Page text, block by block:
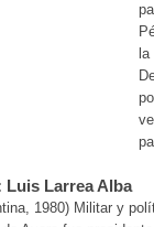
Luis Larrea Alba
1980) Militar y